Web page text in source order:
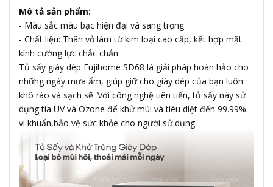
Mô tả sản phẩm:
- Màu sắc màu bạc hiện đại và sang trọng
- Chất liệu: Thân vỏ làm từ kim loại cao cấp, kết hợp mặt
kính cường lực chắc chắn
Tủ sấy giày dép Fujihome SD68 là giải pháp hoàn hảo cho
những ngày mưa ẩm, giúp giữ cho giày dép của bạn luôn
khô ráo và sạch sẽ. Với công nghệ tiên tiến, tủ sấy này sử
dụng tia UV và Ozone để khử mùi và tiêu diệt đến 99.99%
vi khuẩn,bảo vệ sức khỏe cho người sử dụng.